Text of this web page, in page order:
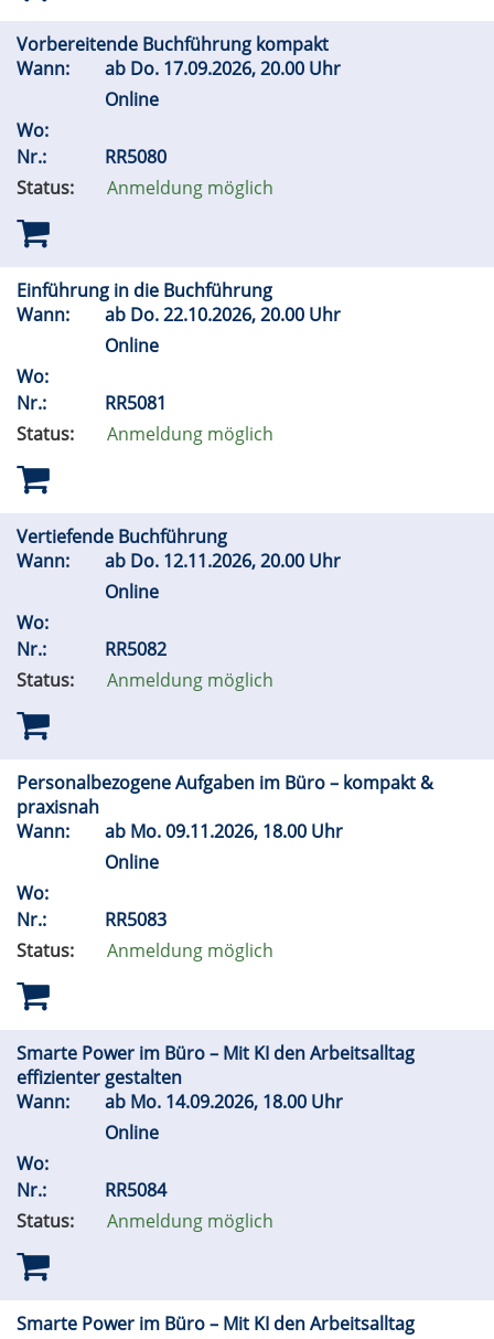
Vorbereitende Buchführung kompakt
Wann:
ab Do. 17.09.2026, 20.00 Uhr
Online
Wo:
Nr.:
RR5080
Status:
Anmeldung möglich
Einführung in die Buchführung
Wann:
ab Do.22.10.2026, 20.00 Uhr
Online
Wo:
Nr.:
RR5081
Status:
Anmeldung möglich
Vertiefende Buchführung
Wann:
ab Do. 12.11.2026, 20.00 Uhr
Online
Wo:
Nr.:
RR5082
Status:
Anmeldung möglich
Personalbezogene Aufgaben im Büro – kompakt &
praxisnah
Wann:
ab Mo.09.11.2026, 18.00 Uhr
Online
Wo:
Nr.:
RR5083
Status:
Anmeldung möglich
Smarte Power im Büro – Mit KI den Arbeitsalltag
effizienter gestalten
Wann:
ab Mo. 14.09.2026, 18.00 Uhr
Online
Wo:
Nr.:
RR5084
Status:
Anmeldung möglich
Smarte Power im Büro – Mit KI den Arbeitsalltag